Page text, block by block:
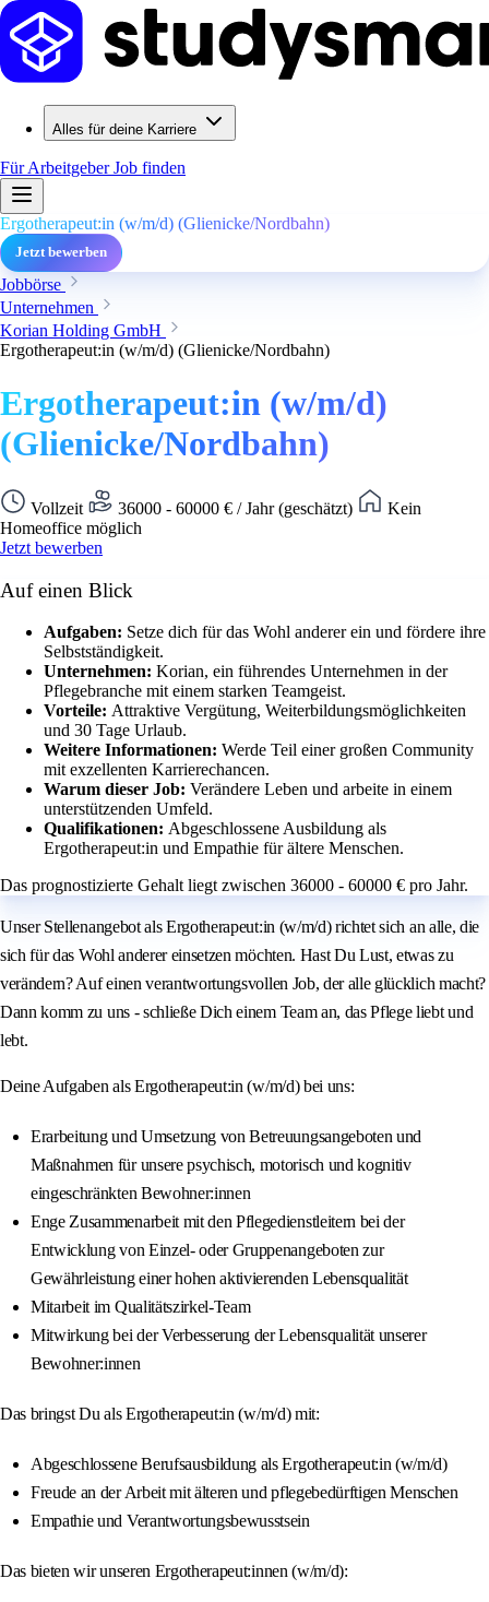
Alles für deine Karriere
Für ArbeitgeberJob finden
Ergotherapeut:in (w/m/d) (Glienicke/Nordbahn)
Jetzt bewerben
Jobbörse
Unternehmen
Korian Holding GmbH
Ergotherapeut:in (w/m/d) (Glienicke/Nordbahn)
Ergotherapeut:in (w/m/d)
(Glienicke/Nordbahn)
Vollzeit 36000 - 60000 € / Jahr (geschätzt)
Kein
Homeoffice möglich
Jetzt bewerben
Auf einen Blick
Aufgaben: Setze dich für das Wohl anderer ein und fördere ihre
Selbstständigkeit.
Unternehmen: Korian, ein führendes Unternehmen in der
Pflegebranche mit einem starken Teamgeist.
Vorteile: Attraktive Vergütung, Weiterbildungsmöglichkeiten
und 30 Tage Urlaub.
Weitere Informationen: Werde Teil einer großen Community
mit exzellenten Karrierechancen.
Warum dieser Job: Verändere Leben und arbeite in einem
unterstützenden Umfeld.
Qualifikationen: Abgeschlossene Ausbildung als
Ergotherapeut:in und Empathie für ältere Menschen.
Das prognostizierte Gehalt liegt zwischen 36000 - 60000 € pro Jahr.
Unser Stellenangebot als Ergotherapeut:in (w/m/d) richtet sich an alle, die
sich für das Wohl anderer einsetzen möchten. Hast Du Lust, etwas zu
verändern? Auf einen verantwortungsvollen Job, der alle glücklich macht?
Dann komm zu uns - schließe Dich einem Team an, das Pflege liebt und
lebt.
Deine Aufgaben als Ergotherapeut:in (w/m/d) bei uns:
Erarbeitung und Umsetzung von Betreuungsangeboten und
Maßnahmen für unsere psychisch, motorisch und kognitiv
eingeschränkten Bewohner:innen
Enge Zusammenarbeit mit den Pflegedienstleitern bei der
Entwicklung von Einzel- oder Gruppenangeboten zur
Gewährleistung einer hohen aktivierenden Lebensqualität
Mitarbeit im Qualitätszirkel-Team
Mitwirkung bei der Verbesserung der Lebensqualität unserer
Bewohner:innen
Das bringst Du als Ergotherapeut:in (w/m/d) mit:
Abgeschlossene Berufsausbildung als Ergotherapeut:in (w/m/d)
Freude an der Arbeit mit älteren und pflegebedürftigen Menschen
Empathie und Verantwortungsbewusstsein
Das bieten wir unseren Ergotherapeut:innen (w/m/d):